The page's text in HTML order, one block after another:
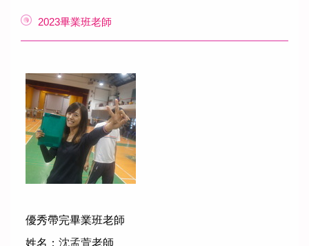
2023畢業班老師
優秀帶完畢業班老師
姓名： 沈孟萱老師